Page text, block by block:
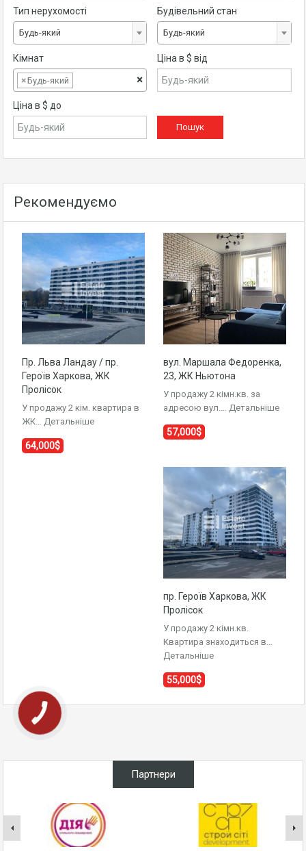
Тип нерухомості
Будь-який
Будівельний стан
Будь-який
Кімнат
×
×Будь-який
Ціна в $ від
Ціна в $ до
Рекомендуємо
Пр. Льва Ландау / пр.
Героїв Харкова, ЖК
Пролісок
У продажу 2 кім. квартира в
ЖК… Детальніше
64,000$
вул. Маршала Федоренка,
23, ЖК Ньютона
У продажу 2 кімн.кв. за
адресою вул.… Детальніше
57,000$
пр. Героїв Харкова, ЖК
Пролісок
У продажу 2 кімн.кв.
Квартира знаходиться в…
Детальніше
55,000$
Партнери